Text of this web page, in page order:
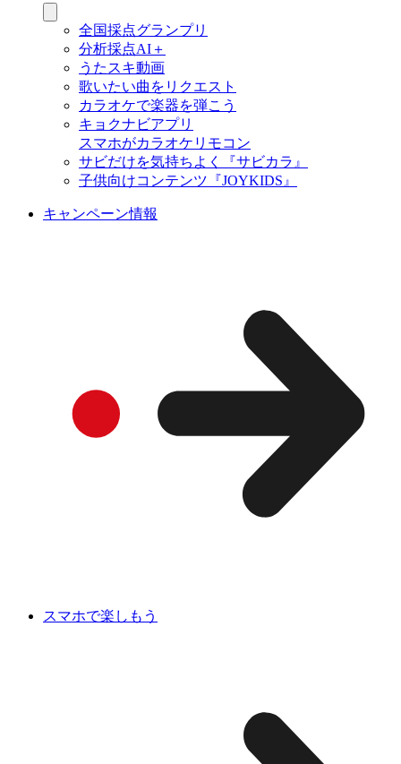
全国採点グランプリ
分析採点AI＋
うたスキ動画
歌いたい曲をリクエスト
カラオケで楽器を弾こう
キョクナビアプリ
スマホがカラオケリモコン
サビだけを気持ちよく『サビカラ』
子供向けコンテンツ『JOYKIDS』
キャンペーン情報
スマホで楽しもう